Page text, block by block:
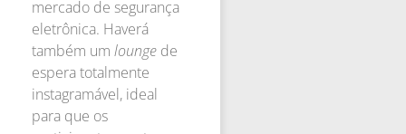
mercado de segurança
eletrônica. Haverá
também um lounge de
espera totalmente
instagramável, ideal
para que os